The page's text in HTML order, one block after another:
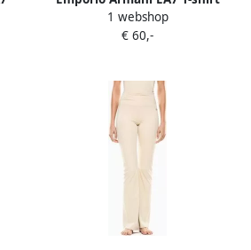
Korte Mouw 7W000978
AF10373
1 webshop
€ 60,-